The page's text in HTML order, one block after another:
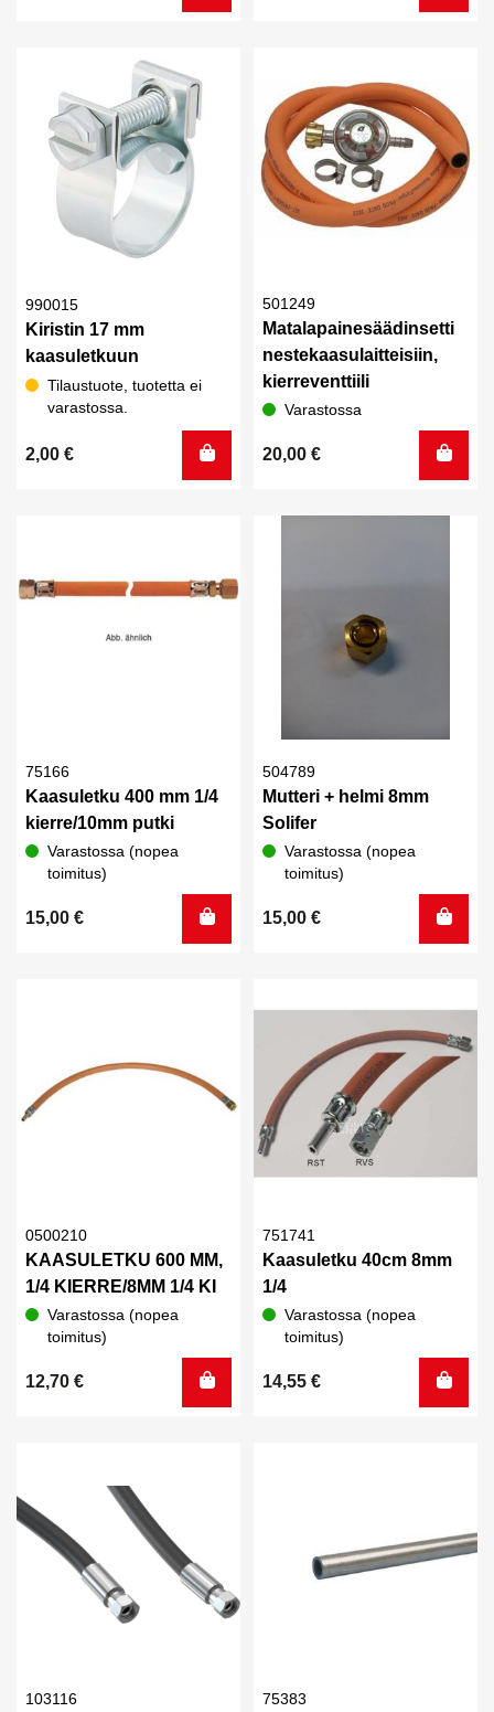
990015
Kiristin 17 mm
kaasuletkuun
Tilaustuote, tuotetta ei
varastossa.
2,00 €
501249
Matalapainesäädinsetti
nestekaasulaitteisiin,
kierreventtiili
Varastossa
20,00 €
75166
Kaasuletku 400 mm 1/4
kierre/10mm putki
Varastossa (nopea
toimitus)
15,00 €
504789
Mutteri + helmi 8mm
Solifer
Varastossa (nopea
toimitus)
15,00 €
0500210
KAASULETKU 600 MM,
1/4 KIERRE/8MM 1/4 KI
Varastossa (nopea
toimitus)
12,70 €
751741
Kaasuletku 40cm 8mm
1/4
Varastossa (nopea
toimitus)
14,55 €
103116 75383